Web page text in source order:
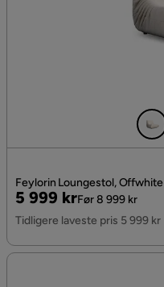
Feylorin Loungestol, Offwhite
Pris
5 999 kr
Original
Pris
Før 8 999 kr
Tidligere laveste pris 5 999 kr